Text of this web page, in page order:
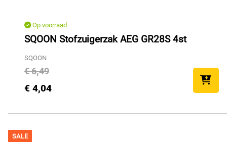
Op voorraad
SQOON Stofzuigerzak AEG GR28S 4st
SQOON
€ 6,49
€ 4,04
SALE